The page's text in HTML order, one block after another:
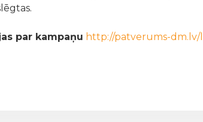
par kampaņu http://patverums-dm.lv/